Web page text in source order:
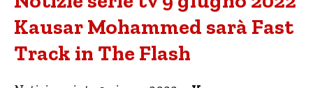
Kausar Mohammed sarà Fast
Track in The Flash